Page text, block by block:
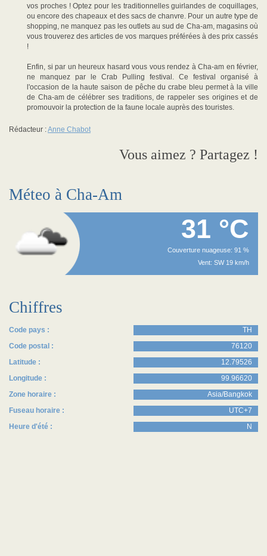
vos proches ! Optez pour les traditionnelles guirlandes de coquillages,
ou encore des chapeaux et des sacs de chanvre. Pour un autre type de
shopping, ne manquez pas les outlets au sud de Cha-am, magasins où
vous trouverez des articles de vos marques préférées à des prix cassés
!
Enfin, si par un heureux hasard vous vous rendez à Cha-am en février,
ne manquez par le Crab Pulling festival. Ce festival organisé à
l'occasion de la haute saison de pêche du crabe bleu permet à la ville
de Cha-am de célébrer ses traditions, de rappeler ses origines et de
promouvoir la protection de la faune locale auprès des touristes.
Rédacteur :Anne Chabot
Vous aimez ? Partagez !
Méteo à Cha-Am
31 °C
Couverture nuageuse: 91 %
Vent: SW 19 km/h
Chiffres
Code pays :
TH
Code postal :
76120
Latitude :
12.79526
Longitude :
99.96620
Zone horaire :
Asia/Bangkok
Fuseau horaire :
UTC+7
Heure d'été :
N